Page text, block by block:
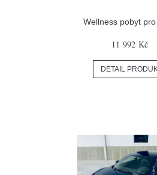
Wellness pobyt
11 992 Kč
DETAIL